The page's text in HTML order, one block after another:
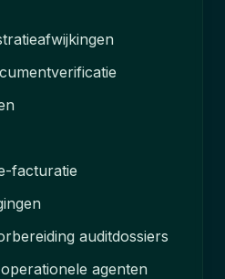
facturatie
auditdossiers
agenten